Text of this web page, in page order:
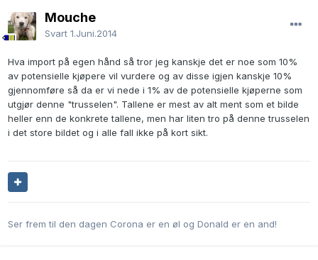
Mouche
Svart 1.Juni.2014
Hva import på egen hånd så tror jeg kanskje det er noe som 10%
av potensielle kjøpere vil vurdere og av disse igjen kanskje 10%
gjennomføre så da er vi nede i 1% av de potensielle kjøperne som
utgjør denne "trusselen". Tallene er mest av alt ment som et bilde
heller enn de konkrete tallene, men har liten tro på denne trusselen
i det store bildet og i alle fall ikke på kort sikt.
Ser frem til den dagen Corona er en øl og Donald er en and!